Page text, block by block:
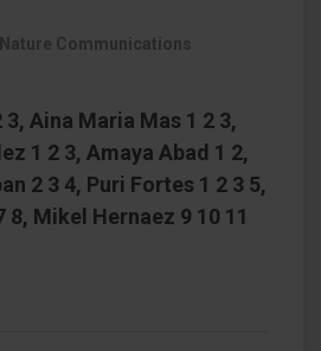
Nature Communications
3, Aina Maria Mas 1 2 3,
1 2 3, Amaya Abad 1 2,
2 3 4, Puri Fortes 1 2 3 5,
8, Mikel Hernaez 9 10 11